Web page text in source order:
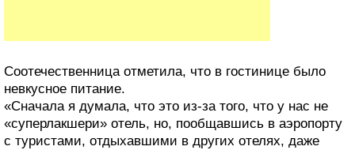
Соотечественница отметила, что в гостинице было
невкусное питание.
«Сначала я думала, что это из-за того, что у нас не
«суперлакшери» отель, но, пообщавшись в аэропорту
с туристами, отдыхавшими в других отелях, даже